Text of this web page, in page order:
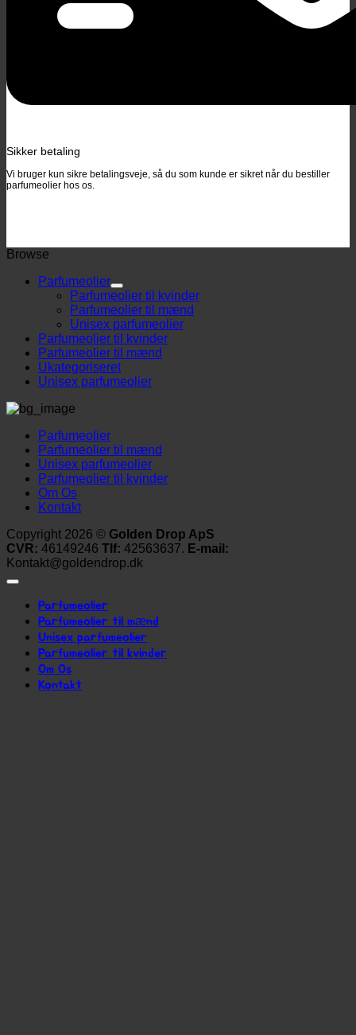
Sikker betaling
Vi bruger kun sikre betalingsveje, så du som kunde er sikret når du bestiller
parfumeolier hos os.
Browse
Parfumeolier
Parfumeolier til kvinder
Parfumeolier til mænd
Unisex parfumeolier
Parfumeolier til kvinder
Parfumeolier til mænd
Ukategoriseret
Unisex parfumeolier
Parfumeolier
Parfumeolier til mænd
Unisex parfumeolier
Parfumeolier til kvinder
Om Os
Kontakt
Copyright 2026 © Golden Drop ApS
CVR: 46149246 Tlf: 42563637. E-mail:
Kontakt@goldendrop.dk
Parfumeolier
Parfumeolier til mænd
Unisex parfumeolier
Parfumeolier til kvinder
Om Os
Kontakt